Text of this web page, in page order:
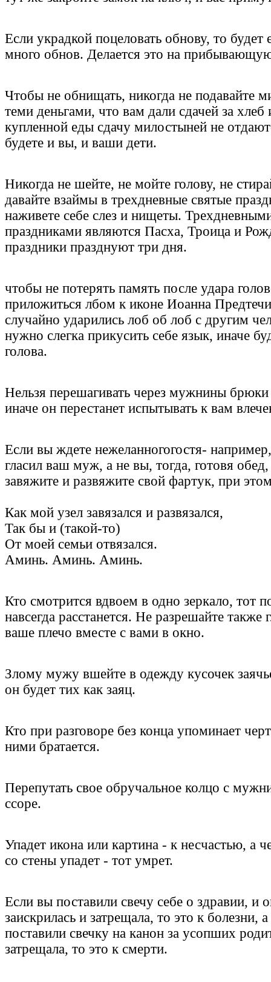
Если украдкой поцеловать обнову, то будет
много обнов. Делается это на
Чтобы не обнищать, никогда не подавайте
теми деньгами, что вам дали сдачей за хлеб
купленной еды сдачу милостыней не
будете и вы, и ваши дети.
Никогда не шейте, не мойте голову, не
давайте взаймы в трехдневные святые
наживете себе слез и нищеты.
праздниками являются Пасха, Троица и
праздники празднуют три дня.
чтобы не потерять память после удара
приложиться лбом к иконе Иоанна
случайно ударились лоб об лоб с другим
нужно слегка прикусить себе язык, иначе
голова.
Нельзя перешагивать через мужнины
иначе он перестанет испытывать к вам
Если вы ждете нежеланногогостя-
гласил ваш муж, а не вы, тогда, готовя
завяжите и развяжите свой фартук, при
Как мой узел завязался и развязался,
Так бы и (такой-то)
От моей семьи отвязался.
Аминь. Аминь. Аминь.
Кто смотрится вдвоем в одно зеркало, тот
навсегда расстанется. Не разрешайте также
ваше плечо вместе с вами в окно.
Злому мужу вшейте в одежду кусочек
он будет тих как заяц.
Кто при разговоре без конца упоминает
ними братается.
Перепутать свое обручальное колцо с
ссоре.
Упадет икона или картина - к несчастью, а
со стены упадет - тот умрет.
Если вы поставили свечу себе о здравии, и
заискрилась и затрещала, то это к болезни,
поставили свечку на канон за усопших
затрещала, то это к смерти.